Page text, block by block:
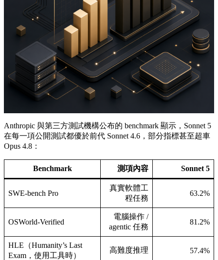
Anthropic 與第三方測試機構公布的 benchmark 顯示，Sonnet 5
在每一項公開測試都優於前代 Sonnet 4.6，部分指標甚至超車
Opus 4.8：
Benchmark 測項內容 Sonnet 5
SWE-bench Pro
真實軟體工
程任務
63.2%
OSWorld-Verified
電腦操作 /
agentic 任務
81.2%
HLE（Humanity’s Last
Exam，使用工具時）
高難度推理 57.4%